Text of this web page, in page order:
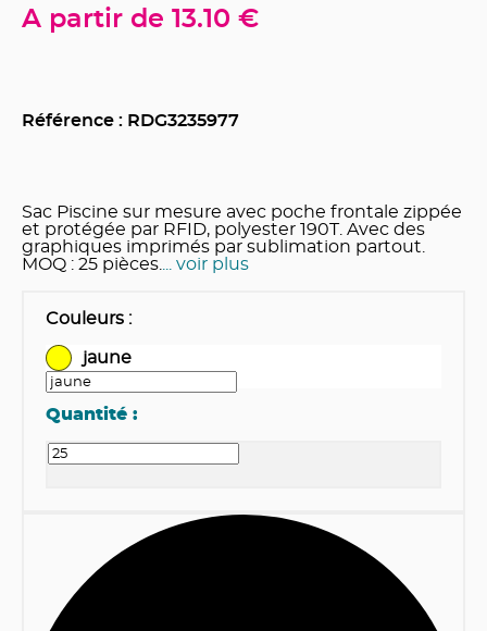
A partir de 13.10 €
Référence : RDG3235977
Sac Piscine sur mesure avec poche frontale zippée
et protégée par RFID, polyester 190T. Avec des
graphiques imprimés par sublimation partout.
MOQ : 25 pièces.
... voir plus
Couleurs :
jaune
Quantité :